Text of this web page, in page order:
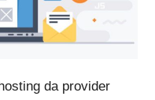
da provider